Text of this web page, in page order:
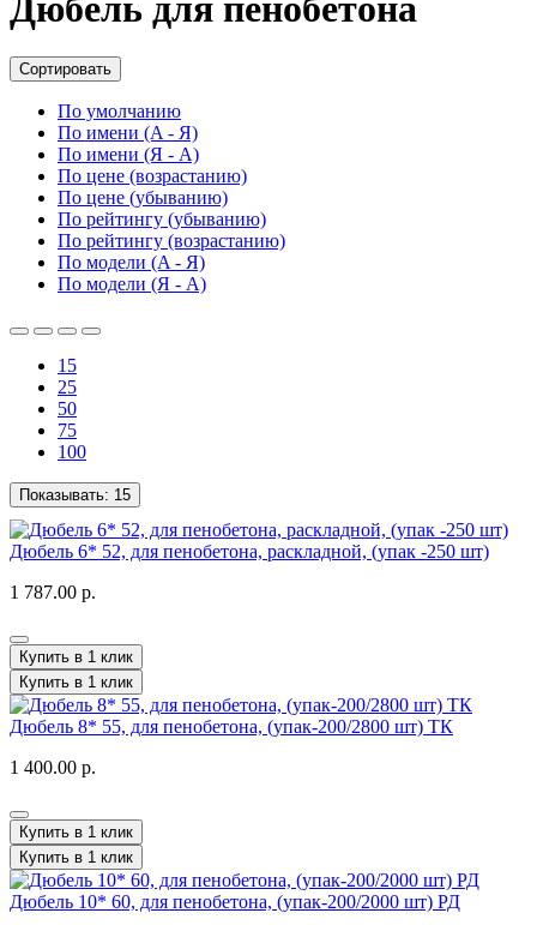
Сортировать
По умолчанию
По имени (A - Я)
По имени (Я - A)
По цене (возрастанию)
По цене (убыванию)
По рейтингу (убыванию)
По рейтингу (возрастанию)
По модели (A - Я)
По модели (Я - A)
15
25
50
75
100
Показывать: 15
Дюбель 6* 52, для пенобетона, раскладной, (упак -250 шт)
1 787.00 р.
Купить в 1 клик
Купить в 1 клик
Дюбель 8* 55, для пенобетона, (упак-200/2800 шт) ТК
1 400.00 р.
Купить в 1 клик
Купить в 1 клик
Дюбель 10* 60, для пенобетона, (упак-200/2000 шт) РД